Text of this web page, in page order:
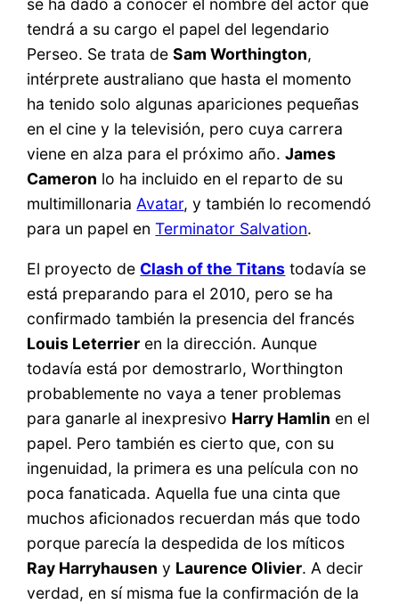
tendrá a su cargo el papel del legendario
Perseo. Se trata deSam Worthington,
intérprete australiano que hasta el momento
ha tenido solo algunas apariciones pequeñas
en el cine y la televisión, pero cuya carrera
viene en alza para el próximo año.James
Cameron lo ha incluido en el reparto de su
multimillonaria Avatar, y también lo recomendó
para un papel enTerminator Salvation.
El proyecto de Clash of the Titans todavía se
está preparando para el 2010, pero se ha
confirmado también la presencia del francés
Louis Leterrier en la dirección. Aunque
todavía está por demostrarlo, Worthington
probablemente no vaya a tener problemas
para ganarle al inexpresivo Harry Hamlin en el
papel. Pero también es cierto que, con su
ingenuidad, la primera es una película con no
poca fanaticada. Aquella fue una cinta que
muchos aficionados recuerdan más que todo
porque parecía la despedida de los míticos
Ray Harryhausen y Laurence Olivier. A decir
verdad, en sí misma fue la confirmación de la